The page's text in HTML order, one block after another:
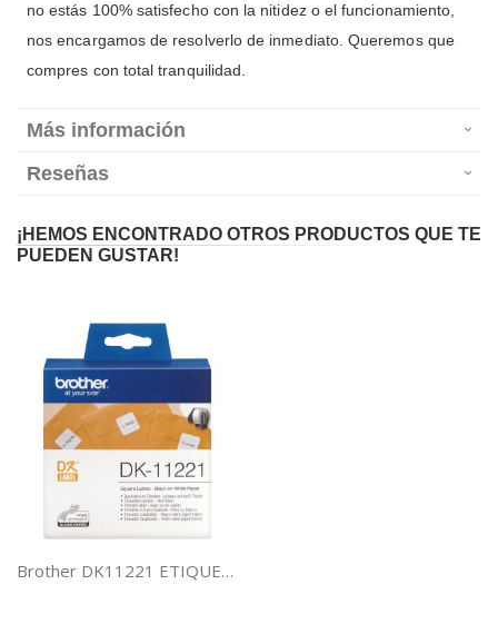
no estás 100% satisfecho con la nitidez o el funcionamiento,
nos encargamos de resolverlo de inmediato. Queremos que
compres con total tranquilidad.
Más información
Reseñas
¡HEMOS ENCONTRADO OTROS PRODUCTOS QUE TE
PUEDEN GUSTAR!
Brother DK11221 ETIQUETAS CUADRADAS PAPEL 23X23